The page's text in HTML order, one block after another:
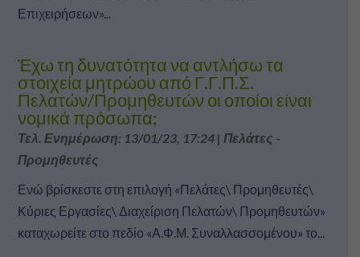
Επιχειρήσεων»...
Έχω τη δυνατότητα να αντλήσω τα
στοιχεία μητρώου από Γ.Γ.Π.Σ.
Πελατών/Προμηθευτών οι οποίοι είναι
νομικά πρόσωπα;
Τελ. Ενημέρωση: 13/01/23, 17:24| Πελάτες -
Προμηθευτές
Ενώ βρίσκεστε στη επιλογή «Πελάτες\ Προμηθευτές\
Κύριες Εργασίες\ Διαχείριση Πελατών\ Προμηθευτών»
καταχωρείτε στο πεδίο «Α.Φ.Μ. Συναλλασσομένου» το...